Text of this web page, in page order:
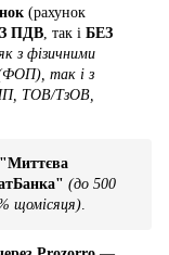
(рахунок
З ПДВ , так і БЕЗ
з фізичними
так і з
ТОВ/ТзОВ,
"Миттєва
(до 500
щомісяця).